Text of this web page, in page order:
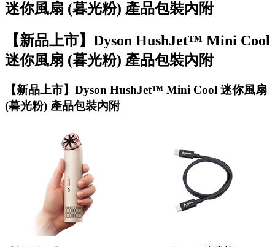
迷你風扇 (暮光粉) 產品包裝內附
【新品上市】Dyson HushJet™ Mini Cool
迷你風扇 (暮光粉) 產品包裝內附
【新品上市】Dyson HushJet™ Mini Cool 迷你風扇
(暮光粉) 產品包裝內附